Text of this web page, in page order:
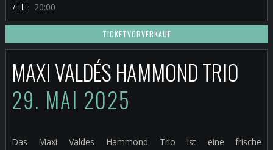
ZEIT: 20:00
TICKETVORVERKAUF
MAXI VALDÉS HAMMOND TRIO
29. MAI 2025
Das Maxi Valdes Hammond Trio ist eine frische